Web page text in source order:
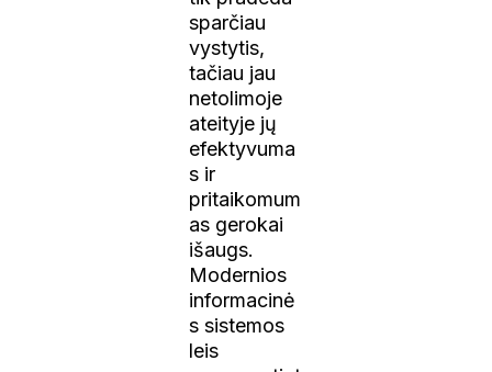
sparčiau
vystytis,
tačiau jau
netolimoje
ateityje jų
efektyvuma
s ir
pritaikomum
as gerokai
išaugs.
Modernios
informacinė
s sistemos
leis